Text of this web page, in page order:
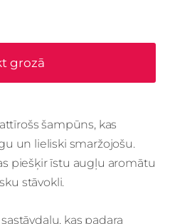
grozā
šampūns, kas
un lieliski smaržojošu.
piešķir īstu augļu aromātu
stāvokli.
kas padara